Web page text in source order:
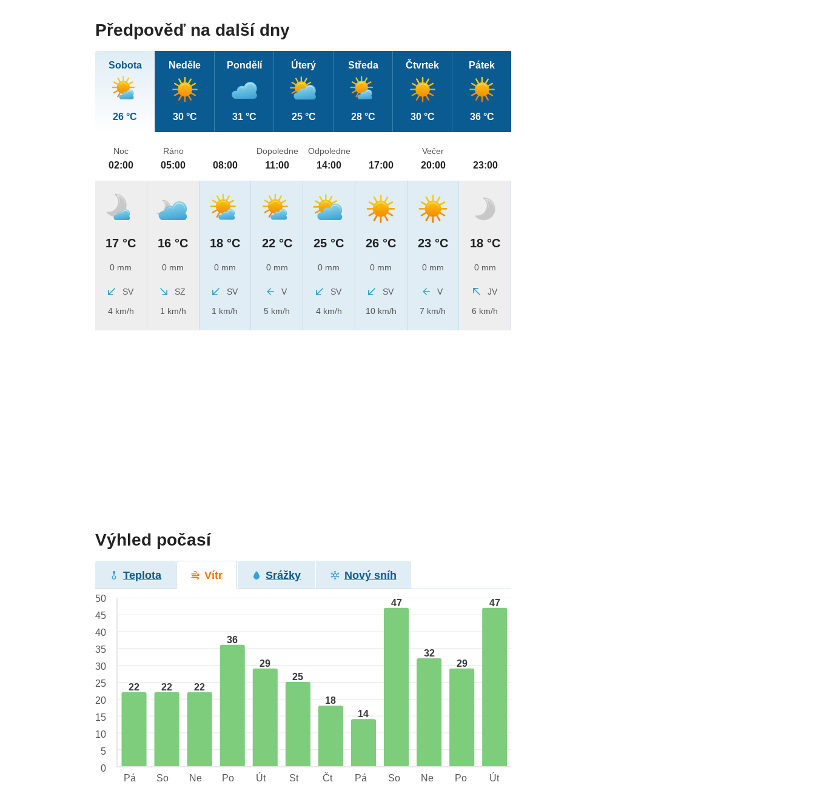
Předpověď na další dny
Sobota
26 °C
Neděle
30 °C
Pondělí
31 °C
Úterý
25 °C
Středa
28 °C
Čtvrtek
30 °C
Pátek
36 °C
Noc
02:00
17 °C
0 mm
SV
4 km/h
Ráno
05:00
16 °C
0 mm
SZ
1 km/h
08:00
18 °C
0 mm
SV
1 km/h
Dopoledne
11:00
22 °C
0 mm
V
5 km/h
Odpoledne
14:00
25 °C
0 mm
SV
4 km/h
17:00
26 °C
0 mm
SV
10 km/h
Večer
20:00
23 °C
0 mm
V
7 km/h
23:00
18 °C
0 mm
JV
6 km/h
Výhled počasí
Teplota Vítr Srážky Nový sníh
22 22 22
36
29
25
18
14
47
32
29
47
50
45
40
35
30
25
20
15
10
5
0
Pá
So Ne Po Út St Čt Pá So Ne Po Út